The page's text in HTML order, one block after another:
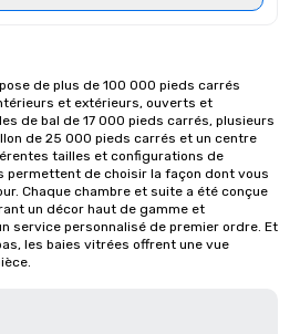
de plus de 100 000 pieds carrés
et extérieurs, ouverts et
de bal de 17 000 pieds carrés, plusieurs
de 25 000 pieds carrés et un centre
tailles et configurations de
permettent de choisir la façon dont vous
Chaque chambre et suite a été conçue
un décor haut de gamme et
service personnalisé de premier ordre. Et
les baies vitrées offrent une vue